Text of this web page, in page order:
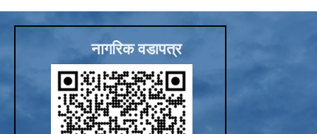
नागरिक वडापत्र